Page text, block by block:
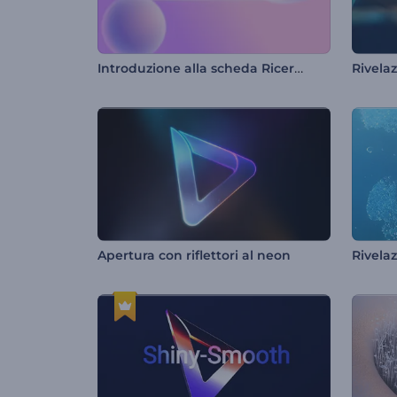
Introduzione alla scheda Ricerca Web
Apertura con riflettori al neon